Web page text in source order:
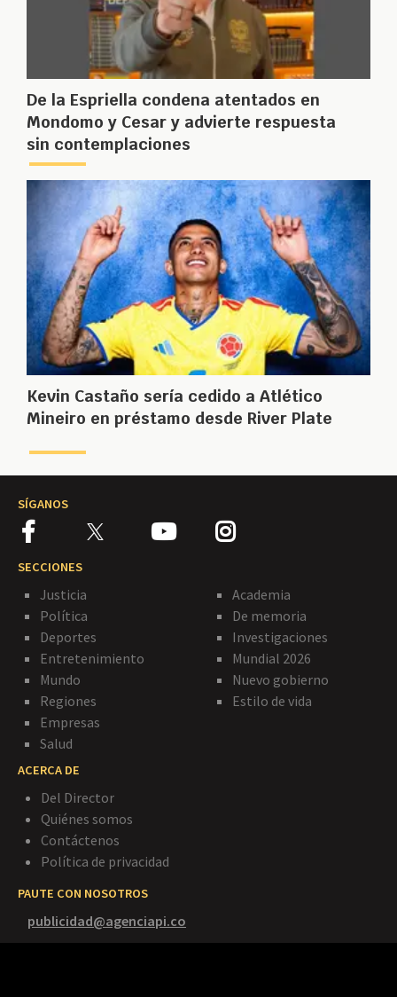
De la Espriella condena atentados en
Mondomo y Cesar y advierte respuesta
sin contemplaciones
Kevin Castaño sería cedido a Atlético
Mineiro en préstamo desde River Plate
SÍGANOS
SECCIONES
Justicia
Política
Deportes
Entretenimiento
Mundo
Regiones
Empresas
Salud
Academia
De memoria
Investigaciones
Mundial 2026
Nuevo gobierno
Estilo de vida
ACERCA DE
Del Director
Quiénes somos
Contáctenos
Política de privacidad
PAUTE CON NOSOTROS
publicidad@agenciapi.co